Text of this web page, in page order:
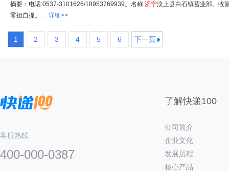
摘要：电话:0537-3101626/18953769939。名称:济宁汶上县白石镇营业部。收
零担自提。... 详细>>
1 2 3 4 5 6 下一页
客服热线
400-000-0387
了解快递100
公司简介
企业文化
发展历程
核心产品